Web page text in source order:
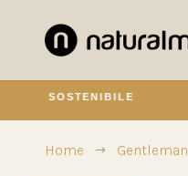
SOSTENIBILE
Home $ Gentleman